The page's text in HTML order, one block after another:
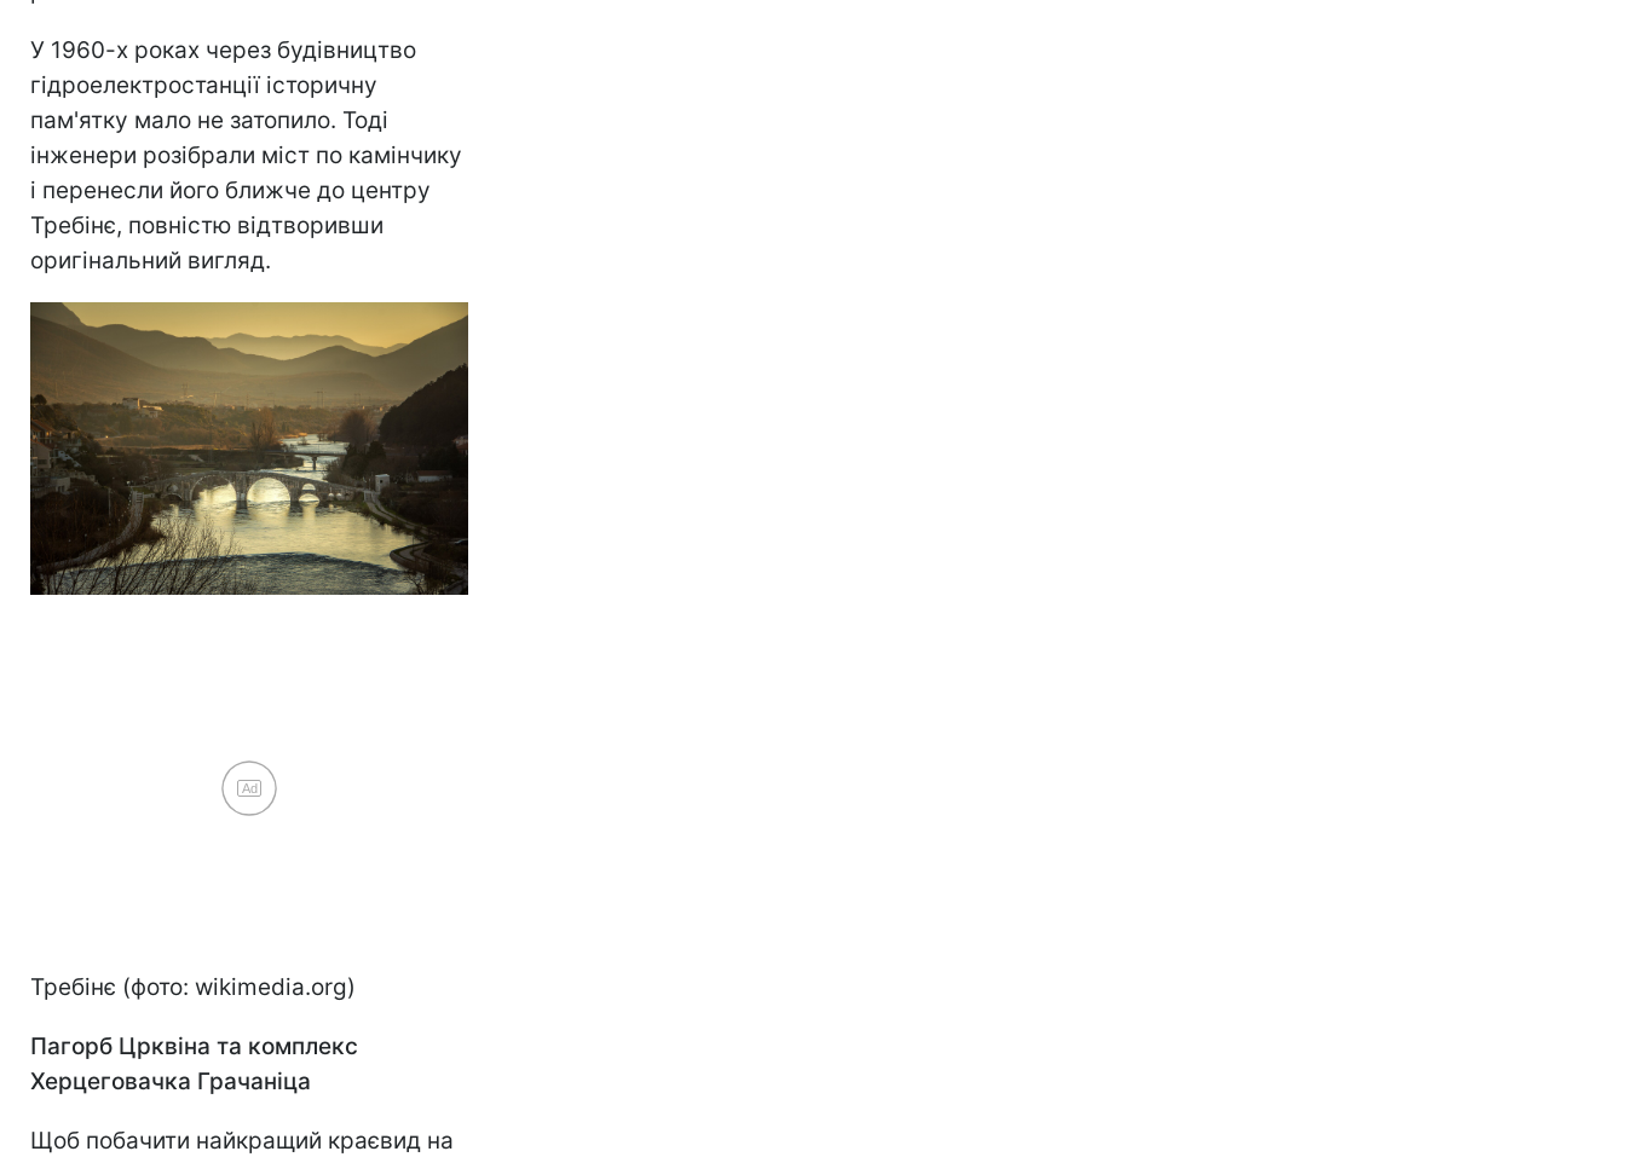
У 1960-х роках через будівництво
гідроелектростанції історичну
пам'ятку мало не затопило. Тоді
інженери розібрали міст по камінчику
і перенесли його ближче до центру
Требінє, повністю відтворивши
оригінальний вигляд.
Ad
Требінє (фото: wikimedia.org)
Пагорб Црквіна та комплекс
Херцеговачка Грачаніца
Щоб побачити найкращий краєвид на